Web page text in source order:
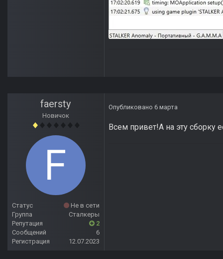
faersty
Новичок
Статус
Не в сети
Группа
Сталкеры
Репутация
2
Сообщений
6
Регистрация
12.07.2023
Опубликовано 6 марта
Всем привет!А на эту сборку